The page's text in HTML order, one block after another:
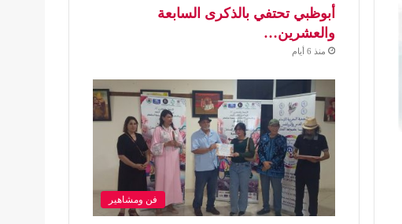
أبوظبي تحتفي بالذكرى السابعة
والعشرين…
منذ 6 أيام
فن ومشاهير